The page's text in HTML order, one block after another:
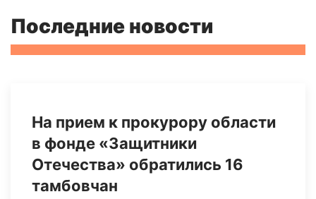
Последние новости
На прием к прокурору области
в фонде «Защитники
Отечества» обратились 16
тамбовчан